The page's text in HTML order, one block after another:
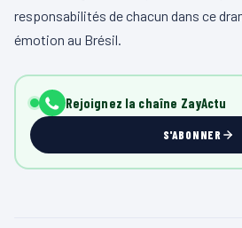
responsabilités de chacun dans ce
émotion au Brésil.
Rejoignez la chaîne ZayActu
S'ABONNER